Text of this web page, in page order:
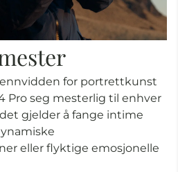
for portrettkunst
Pro seg mesterlig til enhver
gjelder å fange intime
eller flyktige emosjonelle